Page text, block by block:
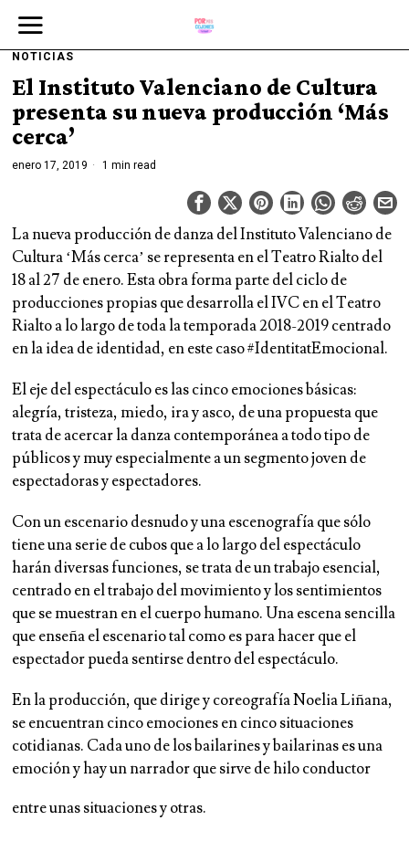
NOTICIAS
El Instituto Valenciano de Cultura
presenta su nueva producción ‘Más
cerca’
enero 17, 2019 1 min read
La nueva producción de danza del Instituto Valenciano de
Cultura ‘Más cerca’ se representa en el Teatro Rialto del
18 al 27 de enero. Esta obra forma parte del ciclo de
producciones propias que desarrolla el IVC en el Teatro
Rialto a lo largo de toda la temporada 2018-2019 centrado
en la idea de identidad, en este caso #IdentitatEmocional.
El eje del espectáculo es las cinco emociones básicas:
alegría, tristeza, miedo, ira y asco, de una propuesta que
trata de acercar la danza contemporánea a todo tipo de
públicos y muy especialmente a un segmento joven de
espectadoras y espectadores.
Con un escenario desnudo y una escenografía que sólo
tiene una serie de cubos que a lo largo del espectáculo
harán diversas funciones, se trata de un trabajo esencial,
centrado en el trabajo del movimiento y los sentimientos
que se muestran en el cuerpo humano. Una escena sencilla
que enseña el escenario tal como es para hacer que el
espectador pueda sentirse dentro del espectáculo.
En la producción, que dirige y coreografía Noelia Liñana,
se encuentran cinco emociones en cinco situaciones
cotidianas. Cada uno de los bailarines y bailarinas es una
emoción y hay un narrador que sirve de hilo conductor
entre unas situaciones y otras.